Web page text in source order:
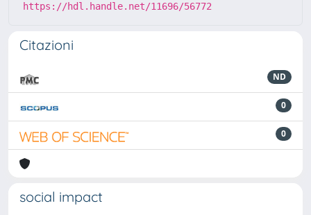
https://hdl.handle.net/11696/56772
Citazioni
ND
0
0
social impact